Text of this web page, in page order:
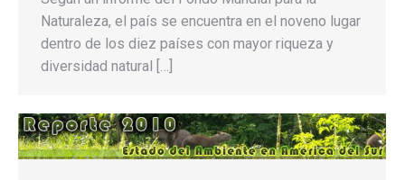
Naturaleza, el país se encuentra en el noveno lugar
dentro de los diez países con mayor riqueza y
diversidad natural […]